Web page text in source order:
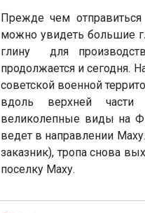
Прежде чем
можно увидеть большие
глину для
продолжается и сегодня.
советской военной
вдоль верхней части
великолепные виды на
ведет в направлении
заказник), тропа снова
поселку Маху.